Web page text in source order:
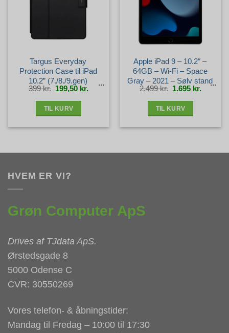
Targus Everyday
Protection Case til iPad
10.2” (7./8./9.gen)
399kr. Den
oprindelige
pris
199,50 kr. Den
aktuelle
pris
TIL KURV
Apple iPad 9 – 10.2″ –
64GB – Wi-Fi – Space
Gray – 2021 – Sølv stand
2.499kr. Den
oprindelige
pris
1.695 kr. Den
aktuelle
pris
TIL KURV
HVEM ER VI?
Grøn Computer ApS
Drives af TJdata ApS.
Ørstedsgade 8
5000 Odense C
CVR: 30550269
Vores telefon- & åbningstider:
Mandag til Fredag – 10:00 til 17:30